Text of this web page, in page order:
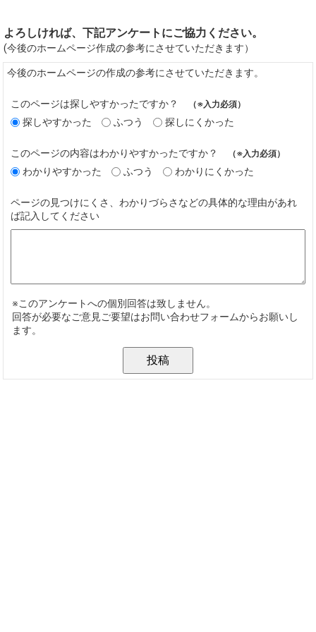
よろしければ、下記アンケートにご協力ください。
(今後のホームページ作成の参考にさせていただきます）
今後のホームページの作成の参考にさせていただきます。
このページは探しやすかったですか？ （※入力必須）
探しやすかった ふつう 探しにくかった
このページの内容はわかりやすかったですか？ （※入力必須）
わかりやすかった ふつう わかりにくかった
ページの見つけにくさ、わかりづらさなどの具体的な理由があれ
ば記入してください
※このアンケートへの個別回答は致しません。
回答が必要なご意見ご要望はお問い合わせフォームからお願いし
ます。